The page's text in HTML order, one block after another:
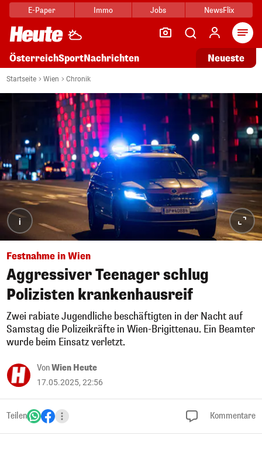
E-Paper Immo Jobs NewsFlix
ÖsterreichSportNachrichten Neueste
Startseite Wien Chronik
i
Festnahme in Wien
Aggressiver Teenager schlug
Polizisten krankenhausreif
Zwei rabiate Jugendliche beschäftigten in der Nacht auf
Samstag die Polizeikräfte in Wien-Brigittenau. Ein Beamter
wurde beim Einsatz verletzt.
VonWien Heute
17.05.2025, 22:56
Teilen Kommentare